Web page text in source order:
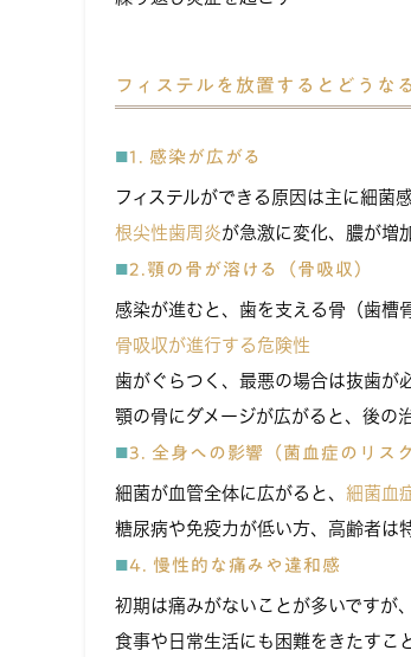
フィステルを放置するとどうな
1. 感染が広がる
フィステルができる原因は主に細菌
根尖性歯周炎が急激に変化、膿が増
2.顎の骨が溶ける（骨吸収）
感染が進むと、歯を支える骨（歯槽
骨吸収が進行する危険性
歯がぐらつく、最悪の場合は抜歯が
顎の骨にダメージが広がると、後の
3. 全身への影響（菌血症のリスク
細菌が血管全体に広がると、 細菌血
糖尿病や免疫力が低い方、高齢者は
4. 慢性的な痛みや違和感
初期は痛みがないことが多いですが
食事や日常生活にも困難をきたすこ